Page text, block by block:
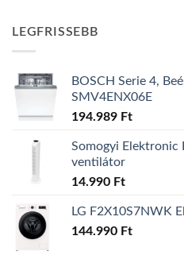
LEGFRISSEBB
BOSCH Serie 4,
SMV4ENX06E
194.989 Ft
Somogyi Elektronic
ventilátor
14.990 Ft
LG F2X10S7NWK
144.990 Ft